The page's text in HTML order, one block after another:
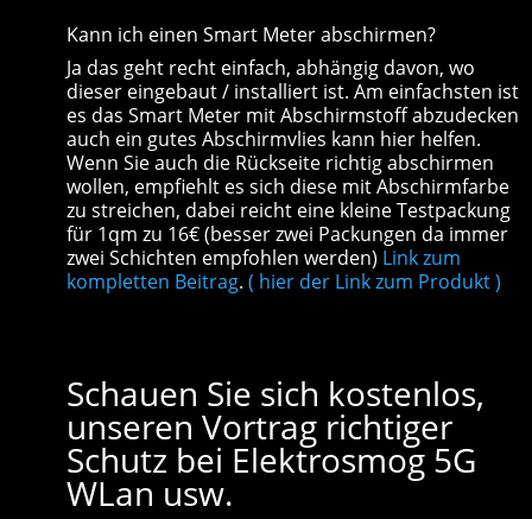
Kann ich einen Smart Meter abschirmen?
Ja das geht recht einfach, abhängig davon, wo
dieser eingebaut / installiert ist. Am einfachsten ist
es das Smart Meter mit Abschirmstoff abzudecken
auch ein gutes Abschirmvlies kann hier helfen.
Wenn Sie auch die Rückseite richtig abschirmen
wollen, empfiehlt es sich diese mit Abschirmfarbe
zu streichen, dabei reicht eine kleine Testpackung
für 1qm zu 16€ (besser zwei Packungen da immer
zwei Schichten empfohlen werden) Link zum
kompletten Beitrag. ( hier der Link zum Produkt )
Schauen Sie sich kostenlos,
unseren Vortrag richtiger
Schutz bei Elektrosmog 5G
WLan usw.